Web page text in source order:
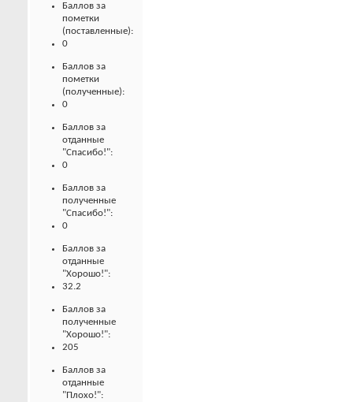
Баллов за
пометки
(поставленные):
0
Баллов за
пометки
(полученные):
0
Баллов за
отданные
"Спасибо!":
0
Баллов за
полученные
"Спасибо!":
0
Баллов за
отданные
"Хорошо!":
32.2
Баллов за
полученные
"Хорошо!":
205
Баллов за
отданные
"Плохо!":